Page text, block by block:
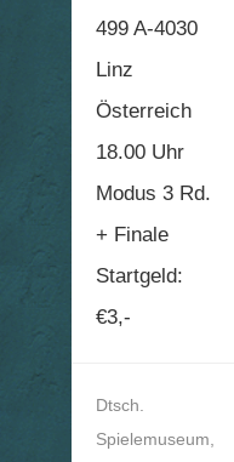
499 A-4030
Linz
Österreich
18.00 Uhr
Modus 3 Rd.
+ Finale
Startgeld:
€3,-
Dtsch.
Spielemuseum,